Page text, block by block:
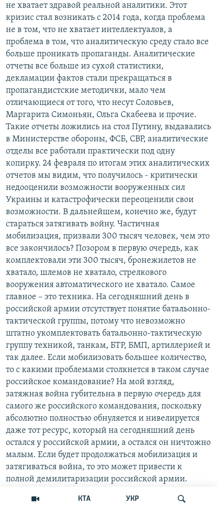
КТА УКР
не хватает здравой реальной аналитики. Этот
кризис стал возникать с 2014 года, когда проблема
не в том, что не хватает интеллектуалов, а
проблема в том, что аналитическую среду стало все
больше проникать пропаганды. Аналитические
отчеты все больше из сухой статистики,
декламации фактов стали прекращаться в
пропагандистские методички, мало чем
отличающиеся от того, что несут Соловьев,
Маргарита Симоньян, Ольга Скабеева и прочие.
Такие отчеты ложились на стол Путину, выдавались
в Министерстве обороны, ФСБ, СВР, аналитические
отделы все работали практически под одну
копирку. 24 февраля по итогам этих аналитических
отчетов мы видим, что получилось - критически
недооценили возможности вооруженных сил
Украины и катастрофически переоценили свои
возможности. В дальнейшем, конечно же, будут
стараться затягивать войну. Частичная
мобилизация, призвали 300 тысяч человек, чем это
все закончилось? Позором в первую очередь, как
комплектовали эти 300 тысяч, бронежилетов не
хватало, шлемов не хватало, стрелкового
вооружения автоматического не хватало. Самое
главное – это техника. На сегодняшний день в
российской армии отсутствует понятие батальонно-
тактической группы, потому что невозможно
штатно укомплектовать батальонно-тактическую
группу техникой, танкам, БТР, БМП, артиллерией и
так далее. Если мобилизовать большее количество,
то с какими проблемами столкнется в таком случае
российское командование? На мой взгляд,
затяжная война губительна в первую очередь для
самого же российского командования, поскольку
абсолютно полностью обнуляется и нивелируется
даже тот ресурс, который на сегодняшний день
остался у российской армии, а остался он ничтожно
малым. Если будет продолжаться мобилизация и
затягиваться война, то это может привести к
полной демилитаризации российской армии.